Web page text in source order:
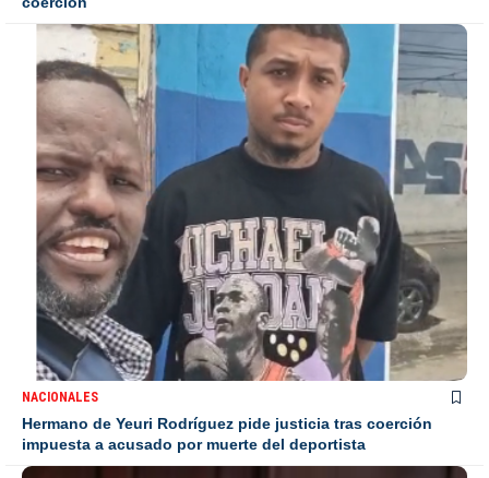
NACIONALES
Hermano de Yeuri Rodríguez pide justicia tras coerción
impuesta a acusado por muerte del deportista